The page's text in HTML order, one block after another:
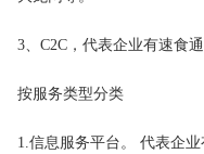
3、C2C，代表企业有速食通
按服务类型分类
1.信息服务平台。 代表企